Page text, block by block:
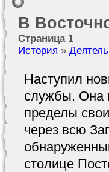
В
Страница 1
История »
Наступил
службы. Она
пределы
через всю
столице